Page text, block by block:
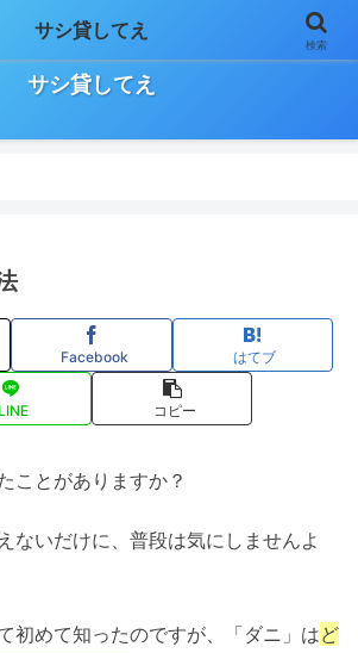
立ち情報などをゆる～く気長に書いていきます！
サシ貸してえ
Facebook はてブ
LINE コピー
ことがありますか？
ないだけに、普段は気にしませんよ
初めて知ったのですが、「ダニ」はど
サシ貸してえ
検索